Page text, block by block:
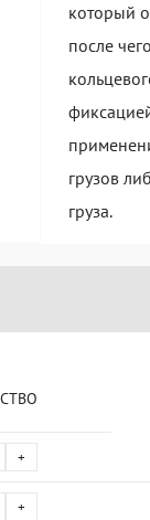
который
после
грузов
груза.
+
+